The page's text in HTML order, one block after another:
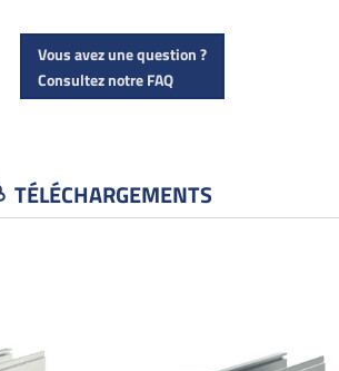
haut
pour
OSF
Vous avez une question ?
Consultez notre FAQ
TÉLÉCHARGEMENTS